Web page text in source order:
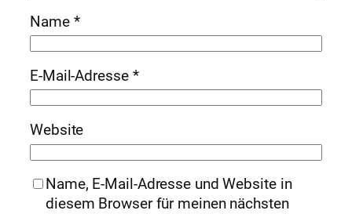
Name *
E-Mail-Adresse *
Website
Name, E-Mail-Adresse und Website in
diesem Browser für meinen nächsten